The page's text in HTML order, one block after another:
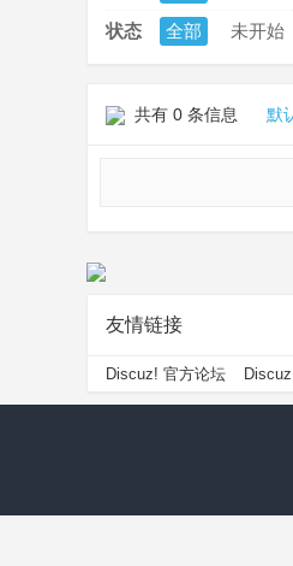
状态 全部 未开始
共有 0 条信息 默
友情链接
Discuz! 官方论坛